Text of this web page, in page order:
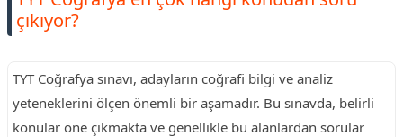
çıkıyor?
TYT Coğrafya sınavı, adayların coğrafi bilgi ve analiz
yeteneklerini ölçen önemli bir aşamadır. Bu sınavda, belirli
konular öne çıkmakta ve genellikle bu alanlardan sorular